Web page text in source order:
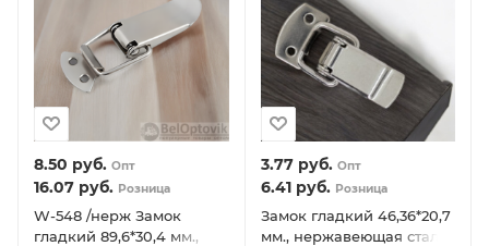
8.50 руб. Опт
16.07 руб. Розница
W-548 /нерж Замок
гладкий 89,6*30,4 мм.,
3.77руб. Опт
6.41руб. Розница
Замок гладкий 46,36*20,7
мм., нержавеющая сталь